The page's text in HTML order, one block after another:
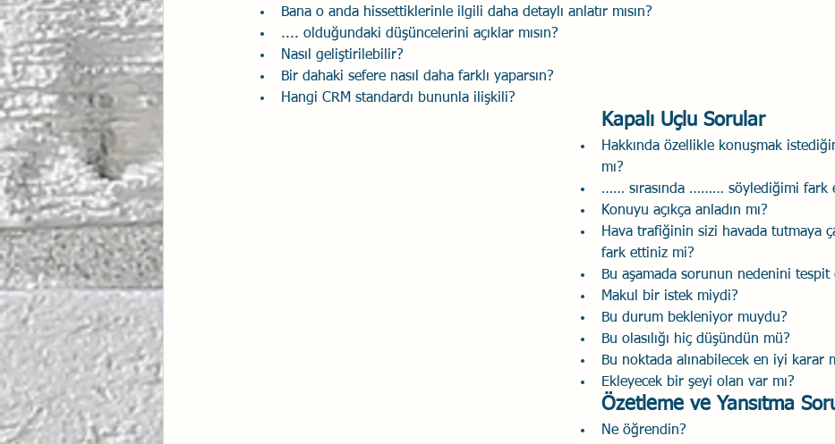
Bana o anda hissettiklerinle ilgili daha detaylı anlatır mısın?
.... olduğundaki düşüncelerini açıklar mısın?
Nasıl geliştirilebilir?
Bir dahaki sefere nasıl daha farklı yaparsın?
Hangi CRM standardı bununla ilişkili?
Kapalı Uçlu Sorular
Hakkında özellikle konuşmak
mı?
…… sırasında ……… söylediğimi fark
Konuyu açıkça anladın mı?
Hava trafiğinin sizi havada tutmaya
fark ettiniz mi?
Bu aşamada sorunun nedenini tespit
Makul bir istek miydi?
Bu durum bekleniyor muydu?
Bu olasılığı hiç düşündün mü?
Bu noktada alınabilecek en iyi karar
Ekleyecek bir şeyi olan var mı?
Özetleme ve Yansıtma
Ne öğrendin?